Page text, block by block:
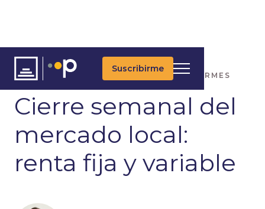
Suscribirme
ARTÍCULOS INFORMES
Cierre semanal del
mercado local:
renta fija y variable